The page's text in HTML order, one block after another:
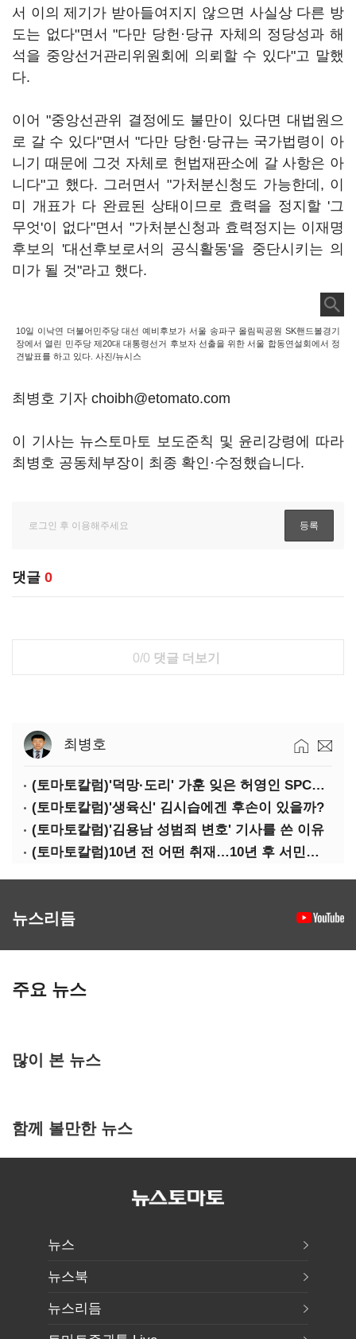
서 이의 제기가 받아들여지지 않으면 사실상 다른 방
도는 없다"면서 "다만 당헌·당규 자체의 정당성과 해
석을 중앙선거관리위원회에 의뢰할 수 있다"고 말했
다.
이어 "중앙선관위 결정에도 불만이 있다면 대법원으
로 갈 수 있다"면서 "다만 당헌·당규는 국가법령이 아
니기 때문에 그것 자체로 헌법재판소에 갈 사항은 아
니다"고 했다. 그러면서 "가처분신청도 가능한데, 이
미 개표가 다 완료된 상태이므로 효력을 정지할 '그
무엇'이 없다"면서 "가처분신청과 효력정지는 이재명
후보의 '대선후보로서의 공식활동'을 중단시키는 의
미가 될 것"라고 했다.
10일 이낙연 더불어민주당 대선 예비후보가 서울 송파구 올림픽공원 SK핸드볼경기
장에서 열린 민주당 제20대 대통령선거 후보자 선출을 위한 서울 합동연설회에서 정
견발표를 하고 있다. 사진/뉴시스
최병호 기자 choibh@etomato.com
이 기사는 뉴스토마토 보도준칙 및 윤리강령에 따라
최병호 공동체부장이 최종 확인·수정했습니다.
댓글 0
0/0 댓글 더보기
최병호
(토마토칼럼)'덕망·도리' 가훈 잊은 허영인 SPC그룹 회장
(토마토칼럼)'생육신' 김시습에겐 후손이 있을까?
(토마토칼럼)'김용남 성범죄 변호' 기사를 쓴 이유
(토마토칼럼)10년 전 어떤 취재…10년 후 서민석·박상용
뉴스리듬
주요 뉴스
많이 본 뉴스
함께 볼만한 뉴스
뉴스
뉴스북
뉴스리듬